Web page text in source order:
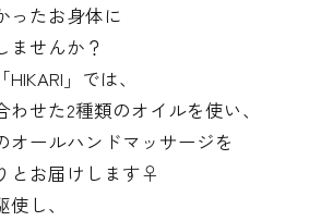
ったお身体に
ませんか？
」では、
わせた2種類のオイルを使い、
オールハンドマッサージを
とお届けします‍♀️
し、